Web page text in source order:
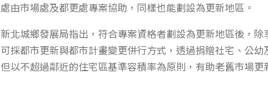
處由市場處及都更處專案協助，同樣也能劃設為更新地區。
新北城鄉發展局指出，符合專案資格者劃設為更新地區後，
可採都市更新與都市計畫變更併行方式，透過捐贈社宅、公
但以不超過鄰近的住宅區基準容積率為原則，有助老舊市場更